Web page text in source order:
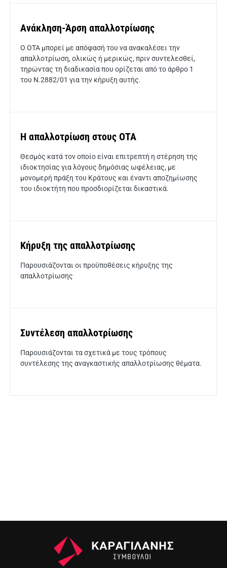
Ανάκληση-Άρση απαλλοτρίωσης
Ο ΟΤΑ μπορεί με απόφασή του να ανακαλέσει την
απαλλοτρίωση, ολικώς ή μερικώς, πριν συντελεσθεί,
τηρώντας τη διαδικασία που ορίζεται από το άρθρο 1
του Ν.2882/01 για την κήρυξη αυτής.
Η απαλλοτρίωση στους ΟΤΑ
Θεσμός κατά τον οποίο είναι επιτρεπτή η στέρηση της
ιδιοκτησίας για λόγους δημόσιας ωφέλειας, με
μονομερή πράξη του Κράτους και έναντι αποζημίωσης
του ιδιοκτήτη που προσδιορίζεται δικαστικά.
Κήρυξη της απαλλοτρίωσης
Παρουσιάζονται οι προϋποθέσεις κήρυξης της
απαλλοτρίωσης
Συντέλεση απαλλοτρίωσης
Παρουσιάζονται τα σχετικά με τους τρόπους
συντέλεσης της αναγκαστικής απαλλοτρίωσης θέματα.